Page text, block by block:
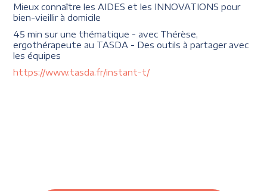
Mieux connaître les AIDES et les INNOVATIONS pour
bien-vieillir à domicile
45 min sur une thématique - avec Thérèse,
ergothérapeute au TASDA - Des outils à partager avec
les équipes
https://www.tasda.fr/instant-t/